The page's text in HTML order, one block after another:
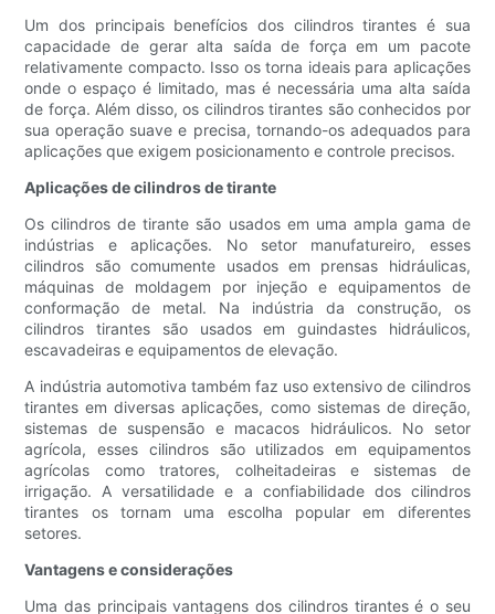
Um dos principais benefícios dos cilindros tirantes é sua
capacidade de gerar alta saída de força em um pacote
relativamente compacto. Isso os torna ideais para aplicações
onde o espaço é limitado, mas é necessária uma alta saída
de força. Além disso, os cilindros tirantes são conhecidos por
sua operação suave e precisa, tornando-os adequados para
aplicações que exigem posicionamento e controle precisos.
Aplicações de cilindros de tirante
Os cilindros de tirante são usados ​​em uma ampla gama de
indústrias e aplicações. No setor manufatureiro, esses
cilindros são comumente usados ​​em prensas hidráulicas,
máquinas de moldagem por injeção e equipamentos de
conformação de metal. Na indústria da construção, os
cilindros tirantes são usados ​​em guindastes hidráulicos,
escavadeiras e equipamentos de elevação.
A indústria automotiva também faz uso extensivo de cilindros
tirantes em diversas aplicações, como sistemas de direção,
sistemas de suspensão e macacos hidráulicos. No setor
agrícola, esses cilindros são utilizados em equipamentos
agrícolas como tratores, colheitadeiras e sistemas de
irrigação. A versatilidade e a confiabilidade dos cilindros
tirantes os tornam uma escolha popular em diferentes
setores.
Vantagens e considerações
Uma das principais vantagens dos cilindros tirantes é o seu